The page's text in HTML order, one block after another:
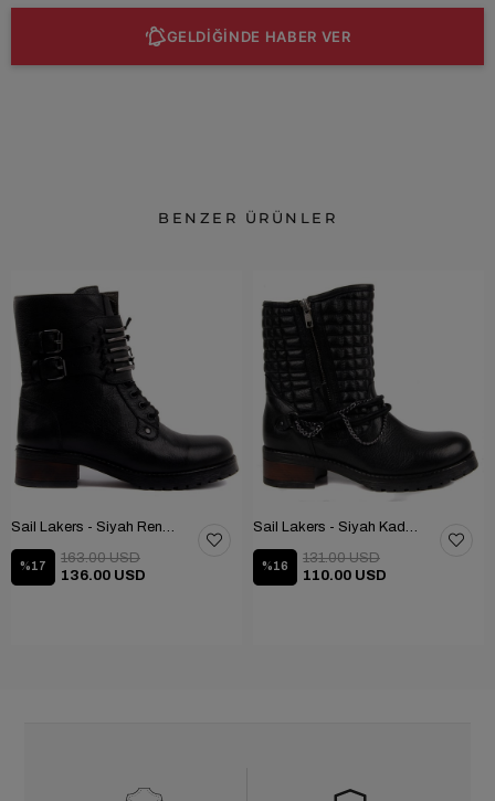
GELDİĞİNDE HABER VER
BENZER ÜRÜNLER
%17
136.00 USD
163.00 USD
%16
110.00 USD
131.00 USD